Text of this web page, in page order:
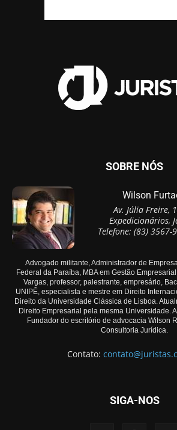
SOBRE NÓS
Wilson
Av. Júlia Freire,
Expedicionários,
Telefone: (83)
Advogado militante, Administrador de
Federal da Paraíba, MBA em Gestão
Vargas, professor, palestrante, empresário,
UNIPÊ, especialista e mestre em Direito
Direito da Universidade Clássica de Lisboa.
Direito Empresarial pela mesma Universidade.
Fundador do escritório de advocacia Wilson
Consultoria Jurídica.
Contato:
SIGA-NOS